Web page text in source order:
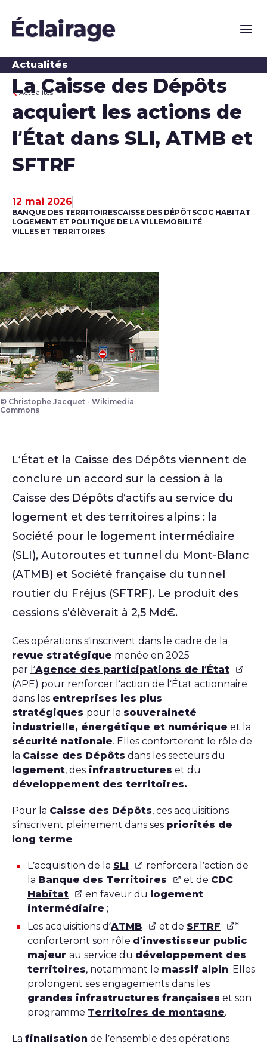
Actualités
Actualités
La Caisse des Dépôts
acquiert les actions de
l’État dans SLI, ATMB et
SFTRF
Date de publication
12 mai 2026
BANQUE DES TERRITOIRESCAISSE DES DÉPÔTSCDC HABITAT
LOGEMENT ET POLITIQUE DE LA VILLEMOBILITÉ
VILLES ET TERRITOIRES
© Christophe Jacquet - Wikimedia
Commons
L’État et la Caisse des Dépôts viennent de
conclure un accord sur la cession à la
Caisse des Dépôts d’actifs au service du
logement et des territoires alpins : la
Société pour le logement intermédiaire
(SLI), Autoroutes et tunnel du Mont-Blanc
(ATMB) et Société française du tunnel
routier du Fréjus (SFTRF). Le produit des
cessions s'élèverait à 2,5 Md€.
Ces opérations s’inscrivent dans le cadre de la
revue stratégique menée en 2025
par l’Agence des participations de l’État
(APE) pour renforcer l’action de l’État actionnaire
dans les entreprises les plus
stratégiques pour la souveraineté
industrielle, énergétique et numérique et la
sécurité nationale. Elles conforteront le rôle de
la Caisse des Dépôts dans les secteurs du
logement, des infrastructures et du
développement des territoires.
Pour la Caisse des Dépôts, ces acquisitions
s’inscrivent pleinement dans ses priorités de
long terme :
L’acquisition de la SLI
renforcera l’action de
la Banque des Territoires et de CDC
Habitat
en faveur du logement
intermédiaire ;
Les acquisitions d’ATMB et de SFTRF
*
conforteront son rôle d’investisseur public
majeur au service du développement des
territoires, notamment le massif alpin. Elles
prolongent ses engagements dans les
grandes infrastructures françaises et son
programme Territoires de montagne.
La finalisation de l’ensemble des opérations